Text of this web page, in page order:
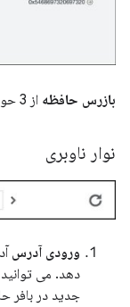
بازرس حافظه از 3 حوزه اصلی تشکیل شده است:
نوار ناوبری
ورودی آدرس
دهد. می
جدید در بافر